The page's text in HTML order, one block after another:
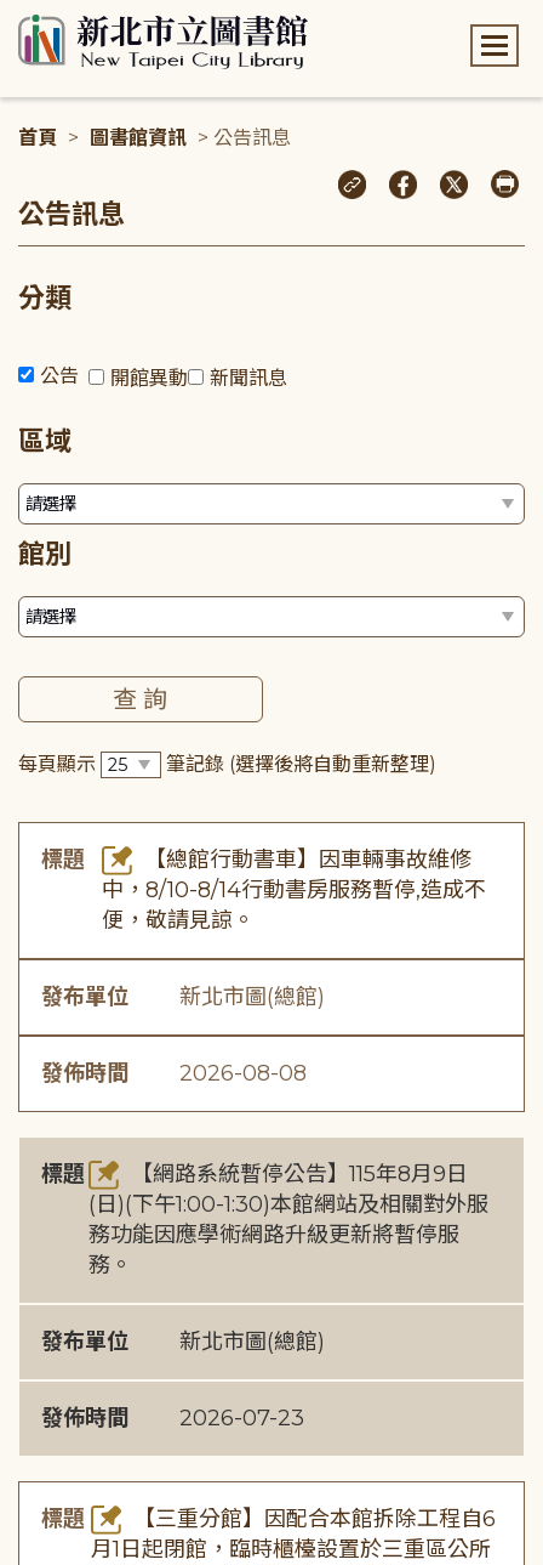
首頁 > 圖書館資訊 > 公告訊息
公告訊息
分類
公告 開館異動 新聞訊息
區域
館別
每頁顯示 筆記錄 (選擇後將自動重新整理)
標題
【總館行動書車】因車輛事故維修
中，8/10-8/14行動書房服務暫停,造成不
便，敬請見諒。
發布單位 新北市圖(總館)
發佈時間 2026-08-08
標題
【網路系統暫停公告】115年8月9日
(日)(下午1:00-1:30)本館網站及相關對外服
務功能因應學術網路升級更新將暫停服
務。
發布單位 新北市圖(總館)
發佈時間 2026-07-23
標題
【三重分館】因配合本館拆除工程自6
月1日起閉館，臨時櫃檯設置於三重區公所